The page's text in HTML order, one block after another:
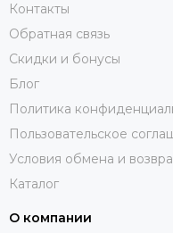
Контакты
Обратная связь
Скидки и бонусы
Блог
Политика
Пользовательское
Условия обмена и
Каталог
О компании